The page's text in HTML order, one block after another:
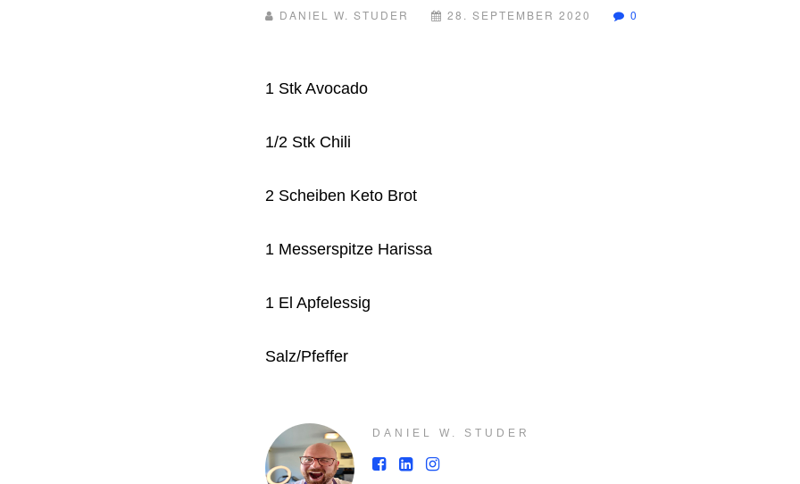
DANIEL W. STUDER 28. SEPTEMBER 2020 0
1 Stk Avocado
1/2 Stk Chili
2 Scheiben Keto Brot
1 Messerspitze Harissa
1 El Apfelessig
Salz/Pfeffer
DANIEL W. STUDER